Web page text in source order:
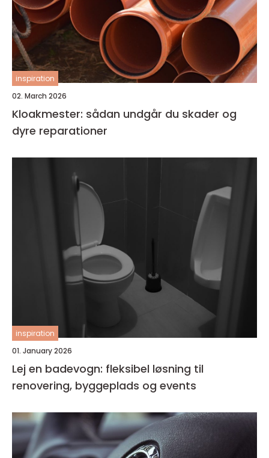
inspiration
02. March 2026
Kloakmester: sådan undgår du skader og
dyre reparationer
inspiration
01. January 2026
Lej en badevogn: fleksibel løsning til
renovering, byggeplads og events